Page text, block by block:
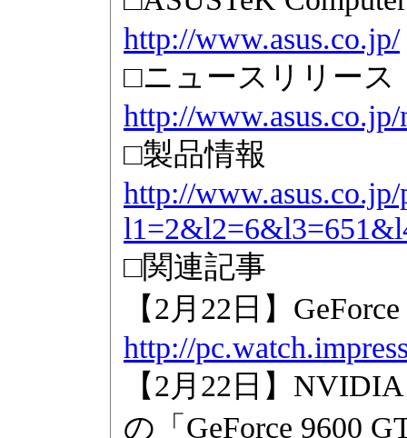
http://www.asus.co.jp/
□ニュースリリース
http://
□製品情報
http://www.asus.co.jp/
□関連記事
【2月22日】
http://
【2月22日】
の「GeForce 9600